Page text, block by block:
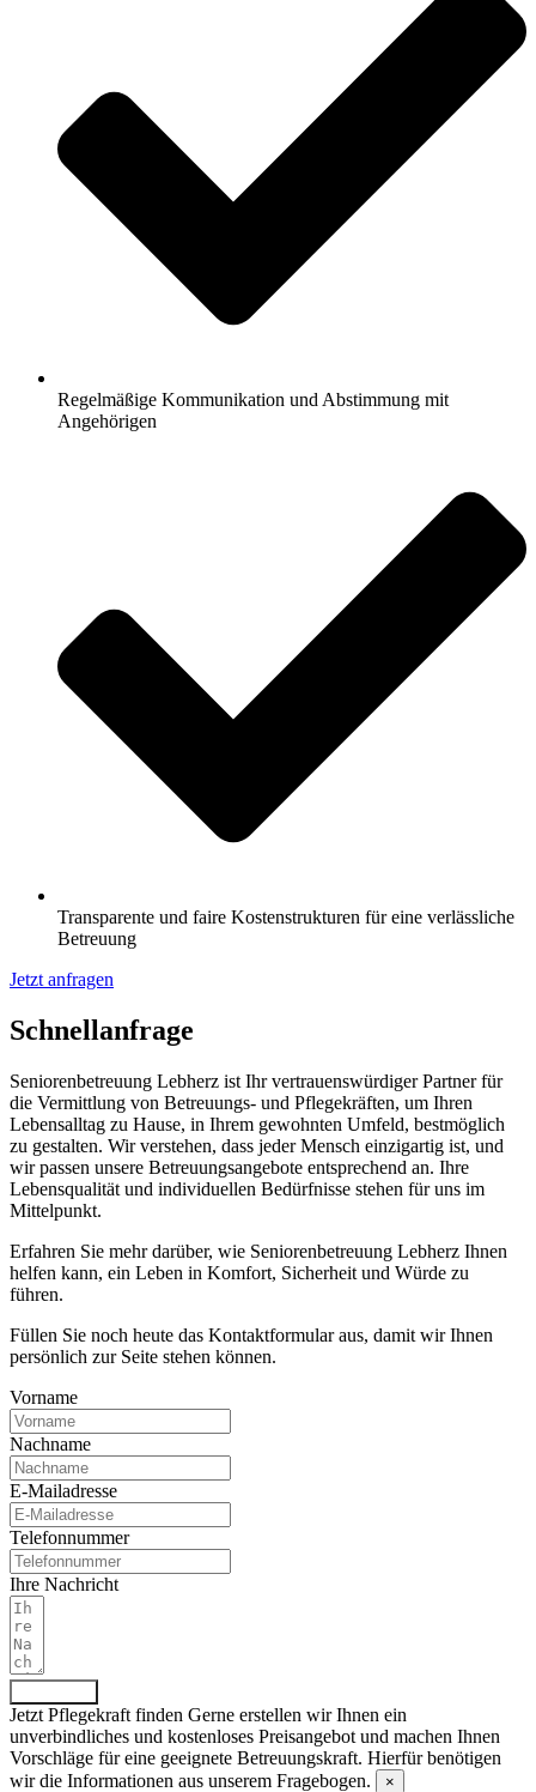
Regelmäßige Kommunikation und Abstimmung mit
Angehörigen
Transparente und faire Kostenstrukturen für eine verlässliche
Betreuung
Jetzt anfragen
Schnell­anfrage
Seniorenbetreuung Lebherz ist Ihr vertrauenswürdiger Partner für
die Vermittlung von Betreuungs- und Pflegekräften, um Ihren
Lebensalltag zu Hause, in Ihrem gewohnten Umfeld, bestmöglich
zu gestalten. Wir verstehen, dass jeder Mensch einzigartig ist, und
wir passen unsere Betreuungsangebote entsprechend an. Ihre
Lebensqualität und individuellen Bedürfnisse stehen für uns im
Mittelpunkt.
Erfahren Sie mehr darüber, wie Seniorenbetreuung Lebherz Ihnen
helfen kann, ein Leben in Komfort, Sicherheit und Würde zu
führen.
Füllen Sie noch heute das Kontaktformular aus, damit wir Ihnen
persönlich zur Seite stehen können.
Vorname
Nachname
E-Mailadresse
Telefonnummer
Ihre Nachricht
Jetzt Pflegekraft finden Gerne erstellen wir Ihnen ein
unverbindliches und kostenloses Preisangebot und machen Ihnen
Vorschläge für eine geeignete Betreuungskraft. Hierfür benötigen
wir die Informationen aus unserem Fragebogen.
×